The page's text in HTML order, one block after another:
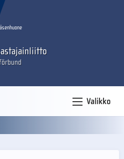
Valikko